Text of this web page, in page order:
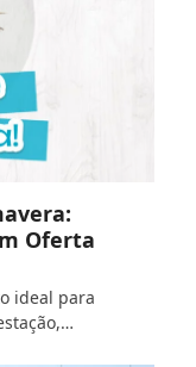
Oferta
ideal para